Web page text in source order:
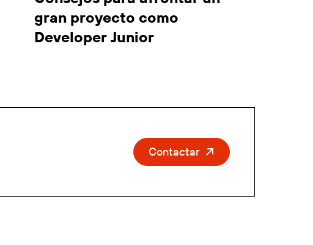
Contactar
gran proyecto como
Developer Junior